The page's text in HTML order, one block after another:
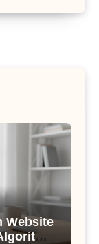
Website